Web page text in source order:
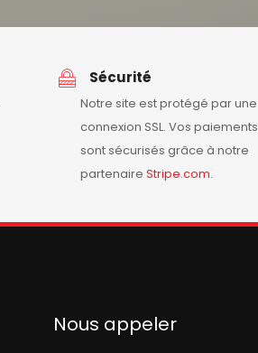
Sécurité
Notre site est protégé par une
connexion SSL. Vos paiements
sont sécurisés grâce à notre
partenaire Stripe.com.
Nous appeler